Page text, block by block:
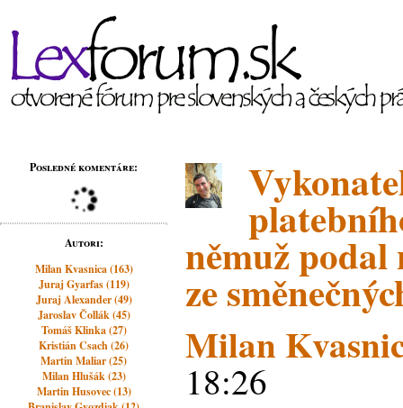
Posledné komentáre:
Autori:
Milan Kvasnica (163)
Juraj Gyarfas (119)
Juraj Alexander (49)
Jaroslav Čollák (45)
Tomáš Klinka (27)
Kristián Csach (26)
Martin Maliar (25)
Milan Hlušák (23)
Martin Husovec (13)
němuž
ze
Milan
18:26